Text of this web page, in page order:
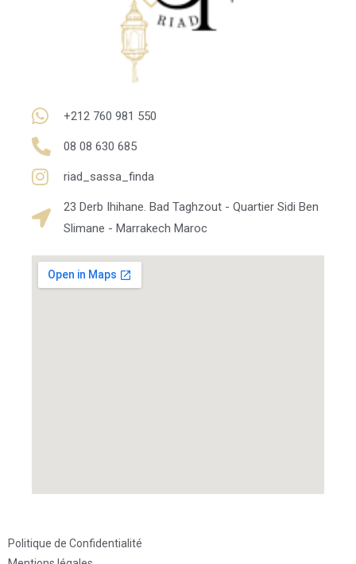
+212 760 981 550
08 08 630 685
riad_sassa_finda
23 Derb Ihihane. Bad Taghzout - Quartier Sidi Ben
Slimane - Marrakech Maroc
Politique de Confidentialité